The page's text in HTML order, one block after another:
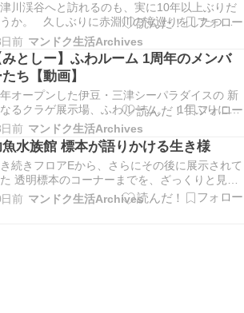
川渓谷へと訪れるのも、実に10年以上ぶりだ
か。 久しぶりに赤淵川の滝巡りをしたつい
、大棚の滝も 見に行ってみようと思い立ち、
休みで混む前に訪問。 須津川渓谷を遡って大
の滝へ⛰️🚙 そんな須津川渓谷の道中にある二ツ
が 2024年に新しい物へと架替えられ…
前 マンドク生活Archives
みとしー】ふわルーム 1周年のメンバ
ち【動画】
オープンした伊豆・三津シーパラダイスの 新
るクラゲ展示場、ふわルーム。 1年ぶりに訪
みると、新たに3種の クラゲが展示されてい
ので見てみよう。 ふわルームのクラゲたち ち
に昨年より引き続き展示されている種に関し
撮影をしなかったので、前回撮影した素…
前 マンドク生活Archives
水族館 標本が語りかける生き様
続きフロアEから、さらにその後に展示されて
透明標本のコーナーまでを、ざっくりと見て
う。 オオセと、カスザメが一緒に暮らして
る水槽。 形は違えど海底に潜んでいる似たよう
前 マンドク生活Archives